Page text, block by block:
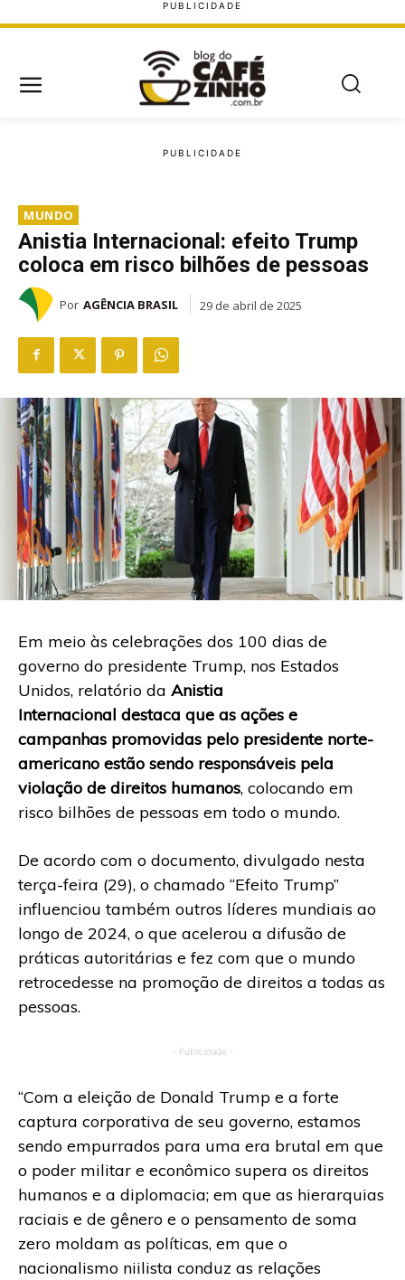
MUNDO
Anistia Internacional: efeito Trump
coloca em risco bilhões de pessoas
Por AGÊNCIA BRASIL 29 de abril de 2025
Em meio às celebrações dos 100 dias de
governo do presidente Trump, nos Estados
Unidos, relatório da Anistia
Internacional destaca que as ações e
campanhas promovidas pelo presidente norte-
americano estão sendo responsáveis pela
violação de direitos humanos, colocando em
risco bilhões de pessoas em todo o mundo.
De acordo com o documento, divulgado nesta
terça-feira (29), o chamado “Efeito Trump”
influenciou também outros líderes mundiais ao
longo de 2024, o que acelerou a difusão de
práticas autoritárias e fez com que o mundo
retrocedesse na promoção de direitos a todas as
pessoas.
- Publicidade -
“Com a eleição de Donald Trump e a forte
captura corporativa de seu governo, estamos
sendo empurrados para uma era brutal em que
o poder militar e econômico supera os direitos
humanos e a diplomacia; em que as hierarquias
raciais e de gênero e o pensamento de soma
zero moldam as políticas, em que o
nacionalismo niilista conduz as relações